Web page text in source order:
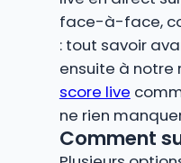
face-à-face,
: tout savoir
ensuite à notre
score live
ne rien
Comment